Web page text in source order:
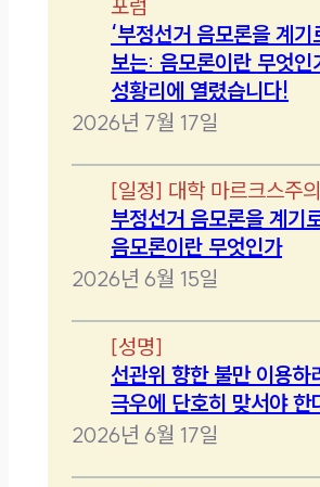
포럼
‘부정선거 음모론을 계기
보는: 음모론이란 무엇인
성황리에 열렸습니다!
2026년 7월 17일
[일정] 대학 마르크스주
부정선거 음모론을 계기
음모론이란 무엇인가
2026년 6월 15일
[성명]
선관위 향한 불만 이용하
극우에 단호히 맞서야 한
2026년 6월 17일